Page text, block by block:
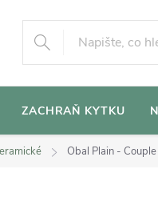
ZACHRAŇ KYTKU
Obal Plain -